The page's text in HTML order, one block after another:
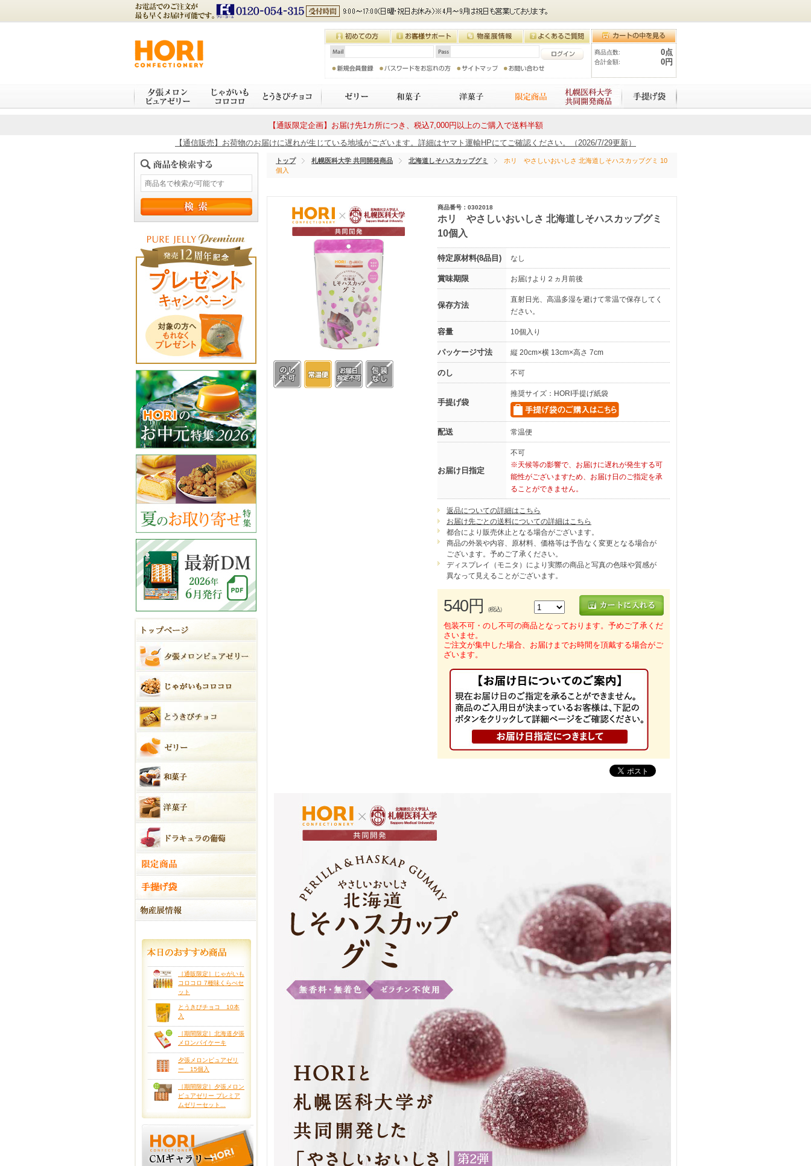
商品点数: 0点
合計金額: 0円
【通販限定企画】お届け先1カ所につき、税込7,000円以上のご購入で送料半額
【通信販売】お荷物のお届けに遅れが生じている地域がございます。詳細はヤマト運輸HPにてご確認ください。（2026/7/29更新）
［通販限定］じゃがいも
コロコロ 7種味くらべセ
ット
とうきびチョコ 10本
入
［期間限定］北海道夕張
メロンパイケーキ
夕張メロンピュアゼリ
ー 15個入
［期間限定］夕張メロン
ピュアゼリー プレミア
ムゼリーセット...
トップ 札幌医科大学 共同開発商品 北海道しそハスカップグミ
ホリ やさしいおいしさ 北海道しそハスカップグミ 10
個入
商品番号：0302018
ホリ やさしいおいしさ 北海道しそハスカップグミ
10個入
特定原材料(8品目) なし
賞味期限 お届けより２ヵ月前後
保存方法
直射日光、高温多湿を避けて常温で保存してく
ださい。
容量 10個入り
パッケージ寸法 縦 20cm×横 13cm×高さ 7cm
のし 不可
手提げ袋
推奨サイズ：HORI手提げ紙袋
配送 常温便
お届け日指定
不可
※天候等の影響で、お届けに遅れが発生する可
能性がございますため、お届け日のご指定を承
ることができません。
返品についての詳細はこちら
お届け先ごとの送料についての詳細はこちら
都合により販売休止となる場合がございます。
商品の外装や内容、原材料、価格等は予告なく変更となる場合が
ございます。予めご了承ください。
ディスプレイ（モニタ）により実際の商品と写真の色味や質感が
異なって見えることがございます。
540円 （税込）
包装不可・のし不可の商品となっております。予めご了承くだ
さいませ。
ご注文が集中した場合、お届けまでお時間を頂戴する場合がご
ざいます。